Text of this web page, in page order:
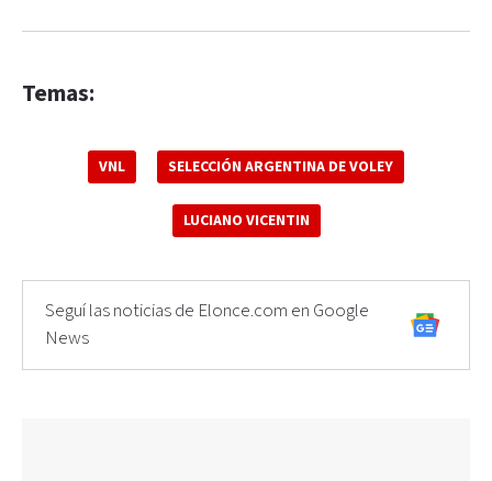
Temas:
VNL SELECCIÓN ARGENTINA DE VOLEY
LUCIANO VICENTIN
Seguí las noticias de Elonce.com en Google
News